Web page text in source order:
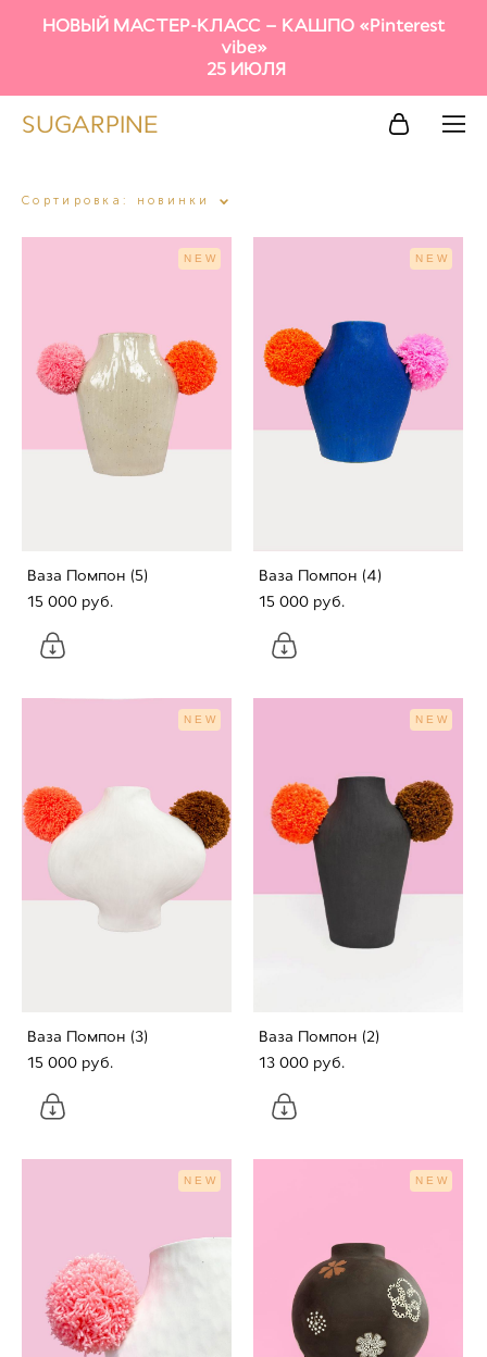
НОВЫЙ МАСТЕР-КЛАСС – КАШПО «Pinterest
vibe»
25 ИЮЛЯ
SUGARPINE
Сортировка: новинки
NEW
Ваза Помпон (5)
15 000 pуб.
NEW
Ваза Помпон (4)
15 000 pуб.
NEW
Ваза Помпон (3)
15 000 pуб.
NEW
Ваза Помпон (2)
13 000 pуб.
NEW NEW